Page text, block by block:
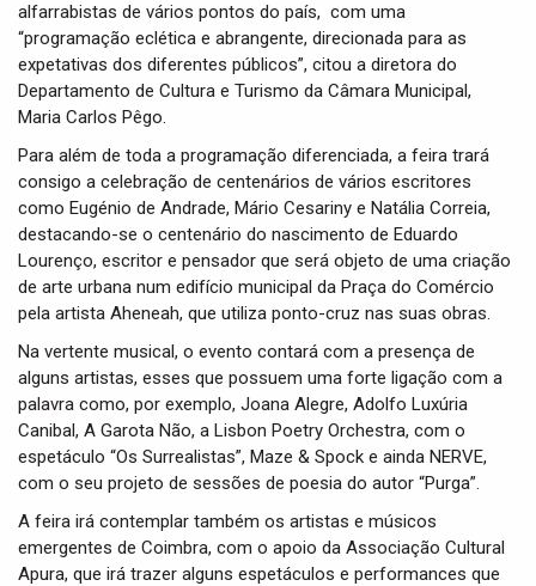
alfarrabistas de vários pontos do país, com uma
“programação eclética e abrangente, direcionada para as
expetativas dos diferentes públicos”, citou a diretora do
Departamento de Cultura e Turismo da Câmara Municipal,
Maria Carlos Pêgo.
Para além de toda a programação diferenciada, a feira trará
consigo a celebração de centenários de vários escritores
como Eugénio de Andrade, Mário Cesariny e Natália Correia,
destacando-se o centenário do nascimento de Eduardo
Lourenço, escritor e pensador que será objeto de uma criação
de arte urbana num edifício municipal da Praça do Comércio
pela artista Aheneah, que utiliza ponto-cruz nas suas obras.
Na vertente musical, o evento contará com a presença de
alguns artistas, esses que possuem uma forte ligação com a
palavra como, por exemplo, Joana Alegre, Adolfo Luxúria
Canibal, A Garota Não, a Lisbon Poetry Orchestra, com o
espetáculo “Os Surrealistas”, Maze & Spock e ainda NERVE,
com o seu projeto de sessões de poesia do autor “Purga”.
A feira irá contemplar também os artistas e músicos
emergentes de Coimbra, com o apoio da Associação Cultural
Apura, que irá trazer alguns espetáculos e performances que